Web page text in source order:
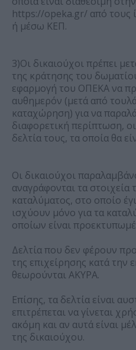
https://opeka.gr/ από τους
ή μέσω ΚΕΠ.
3)Οι δικαιούχοι πρέπει
της κράτησης του
εφαρμογή του ΟΠΕΚΑ να
αυθημερόν (μετά από
καταχώρηση) για να
διαφορετική περίπτωση,
δελτία τους, τα οποία θα
Οι δικαιούχοι
αναγράφονται τα στοιχεία
καταλύματος, στο οποίο
ισχύουν μόνο για τα
οποίων είναι
Δελτία που δεν φέρουν
της επιχείρησης κατά
θεωρούνται ΑΚΥΡΑ.
Επίσης, τα δελτία είναι
επιτρέπεται να γίνεται
ακόμη και αν αυτά είναι
της δικαιούχου.